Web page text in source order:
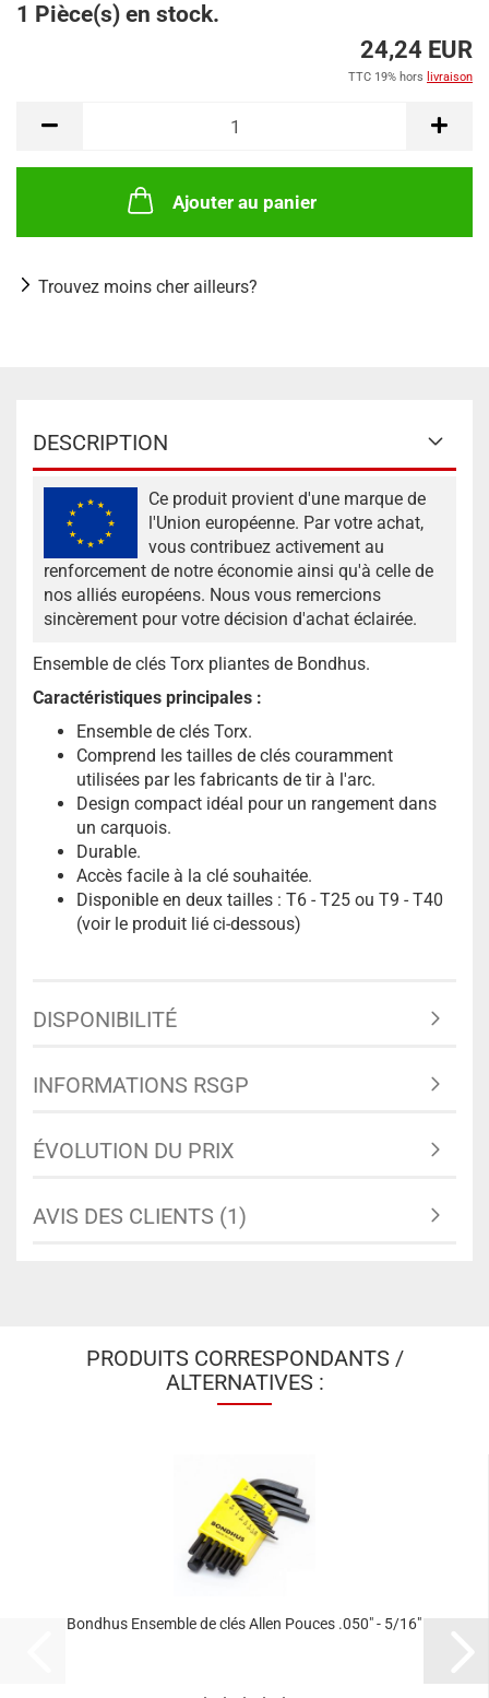
1 Pièce(s) en stock.
24,24 EUR
TTC 19% hors livraison
Ajouter au panier
Trouvez moins cher ailleurs?
DESCRIPTION
Ce produit provient d'une marque de
l'Union européenne. Par votre achat,
vous contribuez activement au
renforcement de notre économie ainsi qu'à celle de
nos alliés européens. Nous vous remercions
sincèrement pour votre décision d'achat éclairée.
Ensemble de clés Torx pliantes de Bondhus.
Caractéristiques principales :
Ensemble de clés Torx.
Comprend les tailles de clés couramment
utilisées par les fabricants de tir à l'arc.
Design compact idéal pour un rangement dans
un carquois.
Durable.
Accès facile à la clé souhaitée.
Disponible en deux tailles : T6 - T25 ou T9 - T40
(voir le produit lié ci-dessous)
DISPONIBILITÉ
INFORMATIONS RSGP
ÉVOLUTION DU PRIX
AVIS DES CLIENTS (1)
PRODUITS CORRESPONDANTS /
ALTERNATIVES :
Bondhus Ensemble de clés Allen Pouces .050" - 5/16"